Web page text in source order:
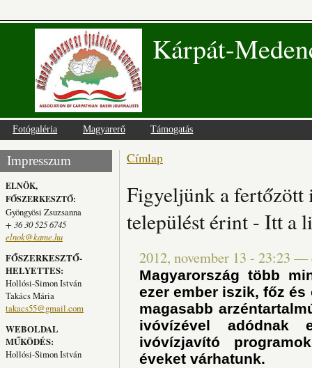
Kárpát-
Fotógaléria Magyarerő Támogatás
Impresszum
ELNÖK,
FŐSZERKESZTŐ:
Gyöngyösi Zsuzsanna
+ 36 30 525 6745
elnok@kame.hu
FŐSZERKESZTŐ-
HELYETTES:
Hollósi-Simon István
Takács Mária
takacs55@gmail.com
WEBOLDAL
MŰKÖDÉS:
Hollósi-Simon István
Jelenlegi hely
Címlap
Figyeljünk a fertőzött
települést érint - Itt a
2012, november 13 - 23:23 —
Magyarország több
ezer ember iszik, főz
magasabb
ivóvízével adódnak
ivóvízjavító
éveket várhatunk.